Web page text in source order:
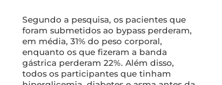
Segundo a pesquisa, os pacientes que
foram submetidos ao bypass perderam,
em média, 31% do peso corporal,
enquanto os que fizeram a banda
gástrica perderam 22%. Além disso,
todos os participantes que tinham